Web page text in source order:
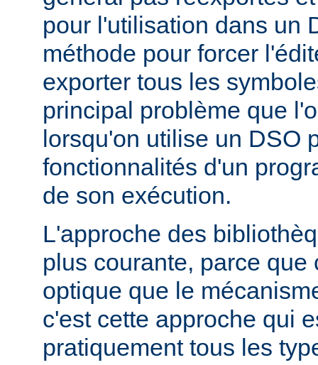
pour l'utilisation dans un
méthode pour forcer
exporter tous les
principal problème que
lorsqu'on utilise un DSO
fonctionnalités d'un
de son exécution.
L'approche des
plus courante, parce que
optique que le
c'est cette approche qui
pratiquement tous les